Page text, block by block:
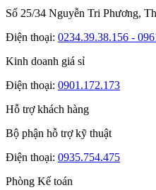
Số 25/34 Nguyễn Tri Phương,
Điện thoại: 0234.39.38.156 -
Kinh doanh giá sỉ
Điện thoại: 0901.172.173
Hỗ trợ khách hàng
Bộ phận hỗ trợ kỹ thuật
Điện thoại: 0935.754.475
Phòng Kế toán